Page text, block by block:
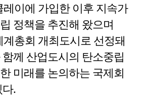
레이에 가입한 이후 지속가
정책을 추진해 왔으며
총회 개최도시로 선정돼
께 산업도시의 탄소중립
미래를 논의하는 국제회
.